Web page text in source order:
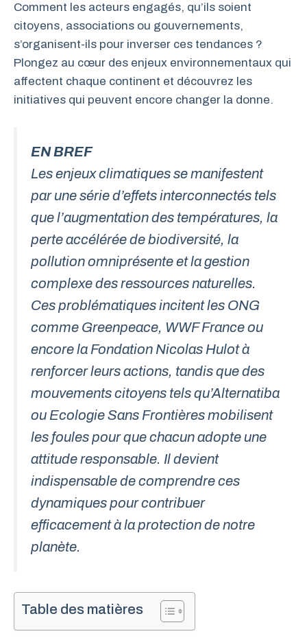
Comment les acteurs engagés, qu’ils soient
citoyens, associations ou gouvernements,
s’organisent-ils pour inverser ces tendances ?
Plongez au cœur des enjeux environnementaux qui
affectent chaque continent et découvrez les
initiatives qui peuvent encore changer la donne.
EN BREF
Les enjeux climatiques se manifestent
par une série d’effets interconnectés tels
que l’augmentation des températures, la
perte accélérée de biodiversité, la
pollution omniprésente et la gestion
complexe des ressources naturelles.
Ces problématiques incitent les ONG
comme Greenpeace, WWF France ou
encore la Fondation Nicolas Hulot à
renforcer leurs actions, tandis que des
mouvements citoyens tels qu’Alternatiba
ou Ecologie Sans Frontières mobilisent
les foules pour que chacun adopte une
attitude responsable. Il devient
indispensable de comprendre ces
dynamiques pour contribuer
efficacement à la protection de notre
planète.
Table des matières